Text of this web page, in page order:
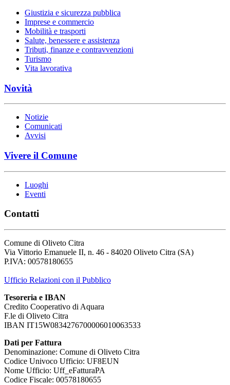
Giustizia e sicurezza pubblica
Imprese e commercio
Mobilità e trasporti
Salute, benessere e assistenza
Tributi, finanze e contravvenzioni
Turismo
Vita lavorativa
Novità
Notizie
Comunicati
Avvisi
Vivere il Comune
Luoghi
Eventi
Contatti
Comune di Oliveto Citra
Via Vittorio Emanuele II, n. 46 - 84020 Oliveto Citra (SA)
P.IVA: 00578180655
Ufficio Relazioni con il Pubblico
Tesoreria e IBAN
Credito Cooperativo di Aquara
F.le di Oliveto Citra
IBAN IT15W0834276700006010063533
Dati per Fattura
Denominazione: Comune di Oliveto Citra
Codice Univoco Ufficio: UF8EUN
Nome Ufficio: Uff_eFatturaPA
Codice Fiscale: 00578180655